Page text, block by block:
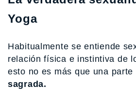
Yoga
Habitualmente se entiende
relación física e instintiva de
esto no es más que una
sagrada.